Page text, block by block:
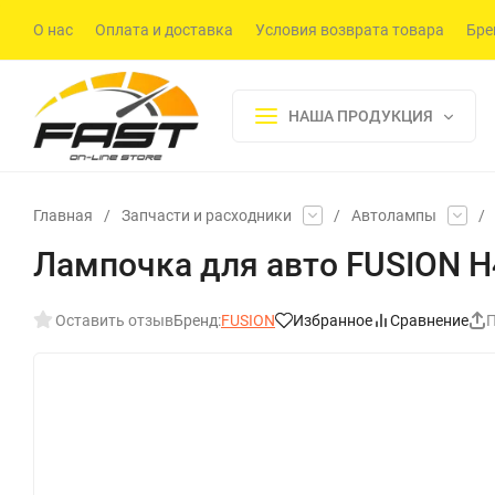
О нас Оплата и доставка Условия возврата товара
НАША ПРОДУКЦИЯ
Главная / Запчасти и расходники / Автолампы /
Лампочка для авто FUSION
Оставить отзывБренд:FUSION Избранное Сравнение